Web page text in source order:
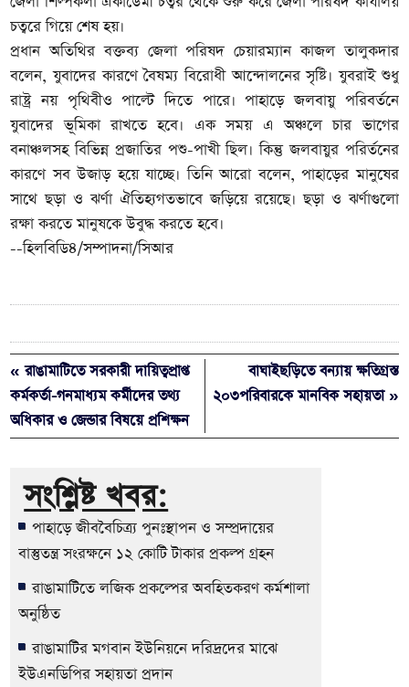
চত্বরে গিয়ে শেষ হয়।
প্রধান অতিথির বক্তব্য জেলা পরিষদ চেয়ারম্যান কাজল তালুকদার
বলেন, যুবাদের কারণে বৈষম্য বিরোধী আন্দোলনের সৃষ্টি। যুবরাই শুধু
রাষ্ট্র নয় পৃথিবীও পাল্টে দিতে পারে। পাহাড়ে জলবায়ু পরিবর্তনে
যুবাদের ভূমিকা রাখতে হবে। এক সময় এ অঞ্চলে চার ভাগের
বনাঞ্চলসহ বিভিন্ন প্রজাতির পশু-পাখী ছিল। কিন্তু জলবায়ুর পরির্তনের
কারণে সব উজাড় হয়ে যাচ্ছে। তিনি আরো বলেন, পাহাড়ের মানুষের
সাথে ছড়া ও ঝর্ণা ঐতিহ্যগতভাবে জড়িয়ে রয়েছে। ছড়া ও ঝর্ণাগুলো
রক্ষা করতে মানুষকে উবুদ্ধ করতে হবে।
--হিলবিডি৪/সম্পাদনা/সিআর
« রাঙামাটিতে সরকারী দায়িত্বপ্রাপ্ত
কর্মকর্তা-গনমাধ্যম কর্মীদের তথ্য
অধিকার ও জেন্ডার বিষয়ে প্রশিক্ষন
বাঘাইছড়িতে বন্যায় ক্ষতিগ্রস্ত
২০৩পরিবারকে মানবিক সহায়তা »
সংশ্লিষ্ট খবর:
পাহাড়ে জীববৈচিত্র্য পুনঃস্থাপন ও সম্প্রদায়ের
বাস্তুতন্ত্র সংরক্ষনে ১২ কোটি টাকার প্রকল্প গ্রহন
রাঙামাটিতে লজিক প্রকল্পের অবহিতকরণ কর্মশালা
অনুষ্ঠিত
রাঙামাটির মগবান ইউনিয়নে দরিদ্রদের মাঝে
ইউএনডিপির সহায়তা প্রদান